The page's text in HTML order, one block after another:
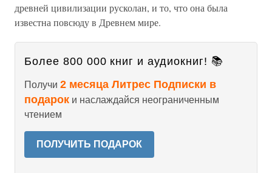
древней цивилизации русколан, и то, что она была
известна повсюду в Древнем мире.
Более 800 000 книг и аудиокниг! 📚
Получи 2 месяца Литрес Подписки в
подарок и наслаждайся неограниченным
чтением
ПОЛУЧИТЬ ПОДАРОК